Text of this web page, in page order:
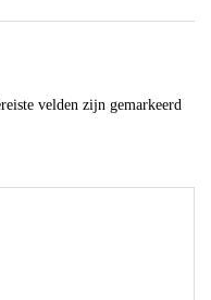
velden zijn gemarkeerd